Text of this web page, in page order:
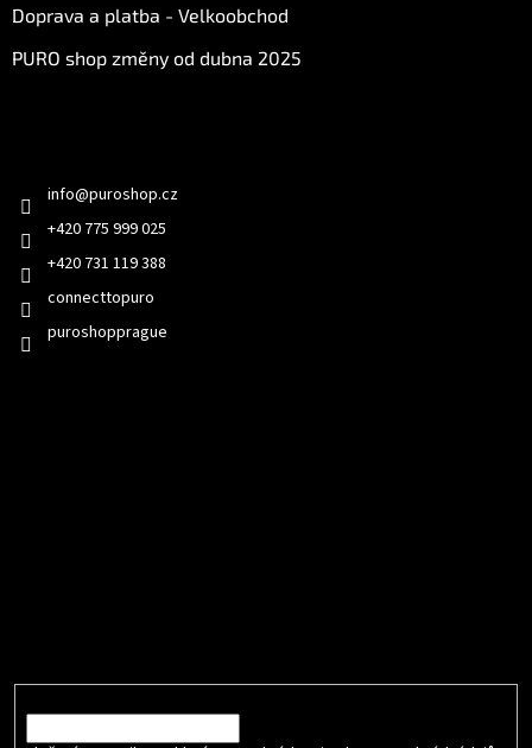
Doprava a platba - Velkoobchod
PURO shop změny od dubna 2025
info@puroshop.cz
+420 775 999 025
+420 731 119 388
connecttopuro
puroshopprague